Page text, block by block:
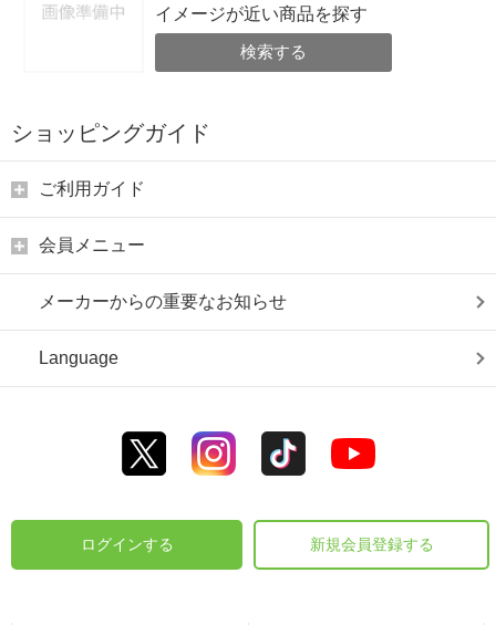
イメージが近い商品を探す
検索する
ショッピングガイド
ご利用ガイド
会員メニュー
メーカーからの重要なお知らせ
Language
ログインする 新規会員登録する